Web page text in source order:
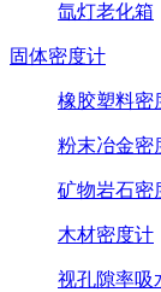
氙灯老化箱
固体密度计
橡胶塑料密
粉末冶金密
矿物岩石密
木材密度计
视孔隙率吸